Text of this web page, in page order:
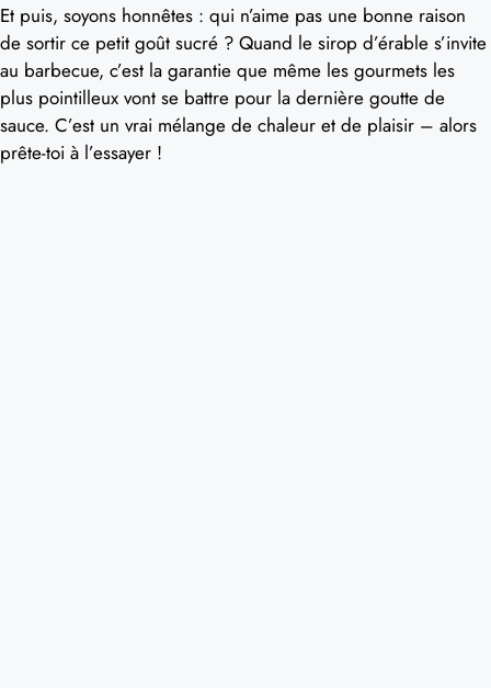
Et puis, soyons honnêtes : qui n’aime pas une bonne raison
de sortir ce petit goût sucré ? Quand le sirop d’érable s’invite
au barbecue, c’est la garantie que même les gourmets les
plus pointilleux vont se battre pour la dernière goutte de
sauce. C’est un vrai mélange de chaleur et de plaisir – alors
prête-toi à l’essayer !